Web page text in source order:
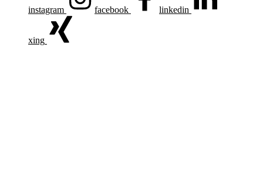
instagram facebook linkedin
xing